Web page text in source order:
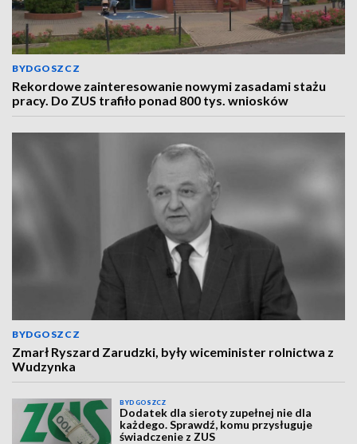
BYDGOSZCZ
Rekordowe zainteresowanie nowymi zasadami stażu
pracy. Do ZUS trafiło ponad 800 tys. wniosków
BYDGOSZCZ
Zmarł Ryszard Zarudzki, były wiceminister rolnictwa z
Wudzynka
BYDGOSZCZ
Dodatek dla sieroty zupełnej nie dla
każdego. Sprawdź, komu przysługuje
świadczenie z ZUS